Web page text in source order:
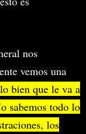
nos
vemos una
bien que le va a
sabemos todo lo
los